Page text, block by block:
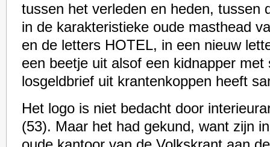
tussen het verleden en heden, tussen
in de karakteristieke oude masthead
en de letters HOTEL, in een nieuw
een beetje uit alsof een kidnapper met
losgeldbrief uit krantenkoppen heeft
Het logo is niet bedacht door
(53). Maar het had gekund, want zijn